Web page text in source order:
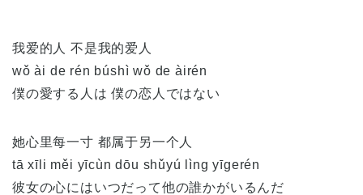
我爱的人 不是我的爱人
wǒ ài de rén búshì wǒ de àirén
僕の愛する人は 僕の恋人ではない
她心里每一寸 都属于另一个人
tā xīli měi yīcùn dōu shǔyú lìng yīgerén
彼女の心にはいつだって他の誰かがいるんだ